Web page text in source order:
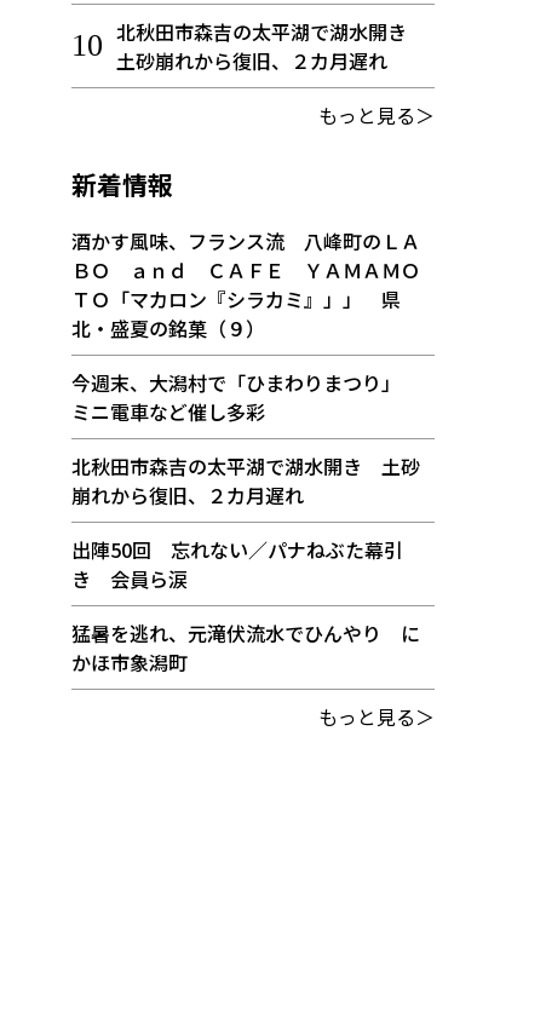
北秋田市森吉の太平湖で湖水開き
土砂崩れから復旧、２カ月遅れ
もっと見る＞
新着情報
酒かす風味、フランス流 八峰町のＬＡ
ＢＯ ａｎｄ ＣＡＦＥ ＹＡＭＡＭＯ
ＴＯ「マカロン『シラカミ』」」 県
北・盛夏の銘菓（９）
今週末、大潟村で「ひまわりまつり」
ミニ電車など催し多彩
北秋田市森吉の太平湖で湖水開き 土砂
崩れから復旧、２カ月遅れ
出陣50回 忘れない／パナねぶた幕引
き 会員ら涙
猛暑を逃れ、元滝伏流水でひんやり に
かほ市象潟町
もっと見る＞